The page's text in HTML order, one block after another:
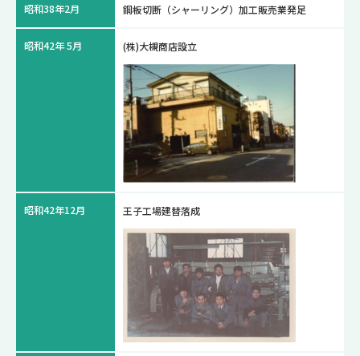
昭和38年2月 鋼板切断（シャーリング）加工販売業発足
昭和42年 5月 (株)大槻商店設立
昭和42年12月 王子工場建替落成